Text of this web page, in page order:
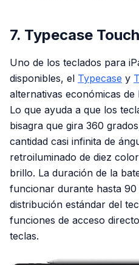
7. Typecase Touch
Uno de los teclados para
disponibles, el Typecase y
alternativas económicas
Lo que ayuda a que los
bisagra que gira 360
cantidad casi infinita de
retroiluminado de diez
brillo. La duración de la
funcionar durante hasta
distribución estándar del
funciones de acceso
teclas.